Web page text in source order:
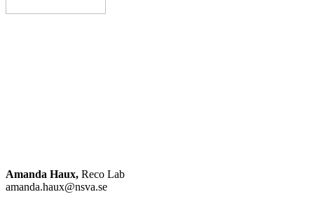
Amanda Haux, Reco Lab
amanda.haux@nsva.se